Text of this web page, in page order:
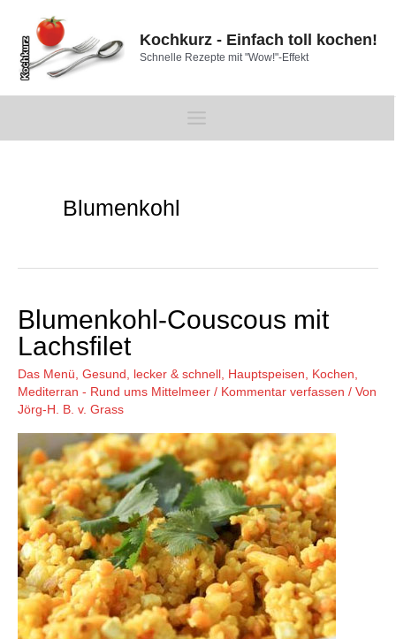
Inhalt
springen
Kochkurz - Einfach toll kochen!
Schnelle Rezepte mit "Wow!"-Effekt
Main
Blumenkohl
Blumenkohl-Couscous mit
Lachsfilet
Das Menü Gesund, lecker & schnell Hauptspeisen Kochen
Mediterran - Rund ums Mittelmeer / Kommentar verfassen / Von
Jörg-H. B. v. Grass